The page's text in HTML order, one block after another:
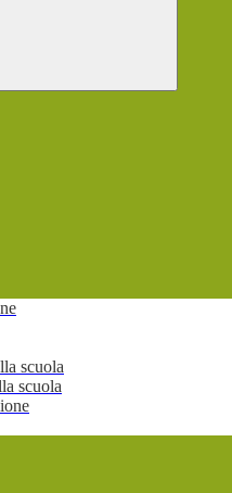
scuola
scuola